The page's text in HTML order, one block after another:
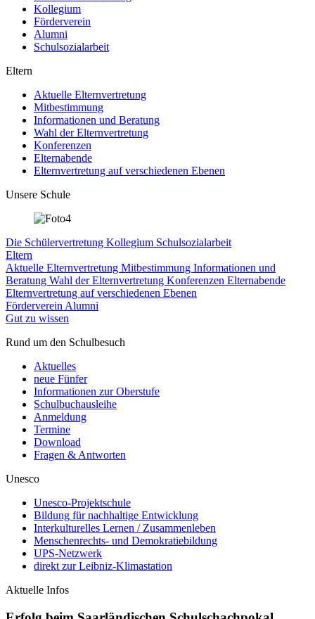
Kollegium
Förderverein
Alumni
Schulsozialarbeit
Eltern
Aktuelle Elternvertretung
Mitbestimmung
Informationen und Beratung
Wahl der Elternvertretung
Konferenzen
Elternabende
Elternvertretung auf verschiedenen Ebenen
Unsere Schule
Die Schülervertretung Kollegium Schulsozialarbeit
Eltern
Aktuelle Elternvertretung Mitbestimmung Informationen und
Beratung Wahl der Elternvertretung Konferenzen Elternabende
Elternvertretung auf verschiedenen Ebenen
Förderverein Alumni
Gut zu wissen
Rund um den Schulbesuch
Aktuelles
neue Fünfer
Informationen zur Oberstufe
Schulbuchausleihe
Anmeldung
Termine
Download
Fragen & Antworten
Unesco
Unesco-Projektschule
Bildung für nachhaltige Entwicklung
Interkulturelles Lernen / Zusammenleben
Menschenrechts- und Demokratiebildung
UPS-Netzwerk
direkt zur Leibniz-Klimastation
Aktuelle Infos